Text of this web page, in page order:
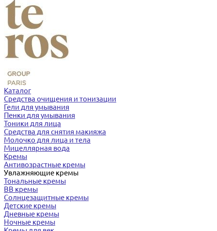
Каталог
Средства очищения и тонизации
Гели для умывания
Пенки для умывания
Тоники для лица
Средства для снятия макияжа
Молочко для лица и тела
Мицеллярная вода
Кремы
Антивозрастные кремы
Увлажняющие кремы
Тональные кремы
BB кремы
Солнцезащитные кремы
Детские кремы
Дневные кремы
Ночные кремы